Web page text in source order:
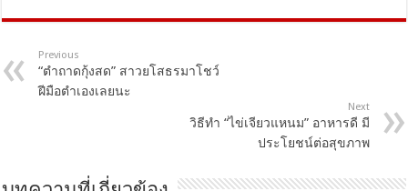
Previous
“ตำถาดกุ้งสด” สาวยโสธรมาโชว์
ฝีมือตำเองเลยนะ
Next
วิธีทำ “ไข่เจียวแหนม” อาหารดี มี
ประโยชน์ต่อสุขภาพ